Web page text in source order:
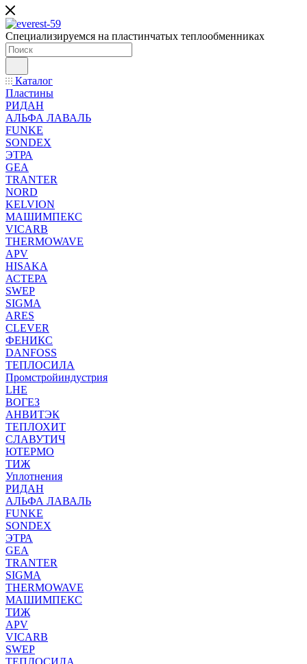
Специализируемся на пластинчатых теплообменниках
Каталог
Пластины
РИДАН
АЛЬФА ЛАВАЛЬ
FUNKE
SONDEX
ЭТРА
GEA
TRANTER
NORD
KELVION
МАШИМПЕКС
VICARB
THERMOWAVE
APV
HISAKA
АСТЕРА
SWEP
SIGMA
ARES
CLEVER
ФЕНИКС
DANFOSS
ТЕПЛОСИЛА
Промстройиндустрия
LHE
ВОГЕЗ
АНВИТЭК
ТЕПЛОХИТ
СЛАВУТИЧ
ЮТЕРМО
ТИЖ
Уплотнения
РИДАН
АЛЬФА ЛАВАЛЬ
FUNKE
SONDEX
ЭТРА
GEA
TRANTER
SIGMA
THERMOWAVE
МАШИМПЕКС
ТИЖ
APV
VICARB
SWEP
ТЕПЛОСИЛА